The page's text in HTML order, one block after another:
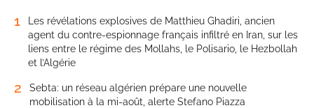
1
Les révélations explosives de Matthieu Ghadiri, ancien
agent du contre-espionnage français infiltré en Iran, sur les
liens entre le régime des Mollahs, le Polisario, le Hezbollah
et l’Algérie
2
Sebta: un réseau algérien prépare une nouvelle
mobilisation à la mi-août, alerte Stefano Piazza